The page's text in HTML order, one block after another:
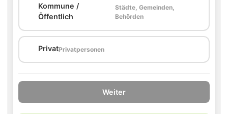
Kommune /
Öffentlich
Städte, Gemeinden,
Behörden
PrivatPrivatpersonen
Weiter